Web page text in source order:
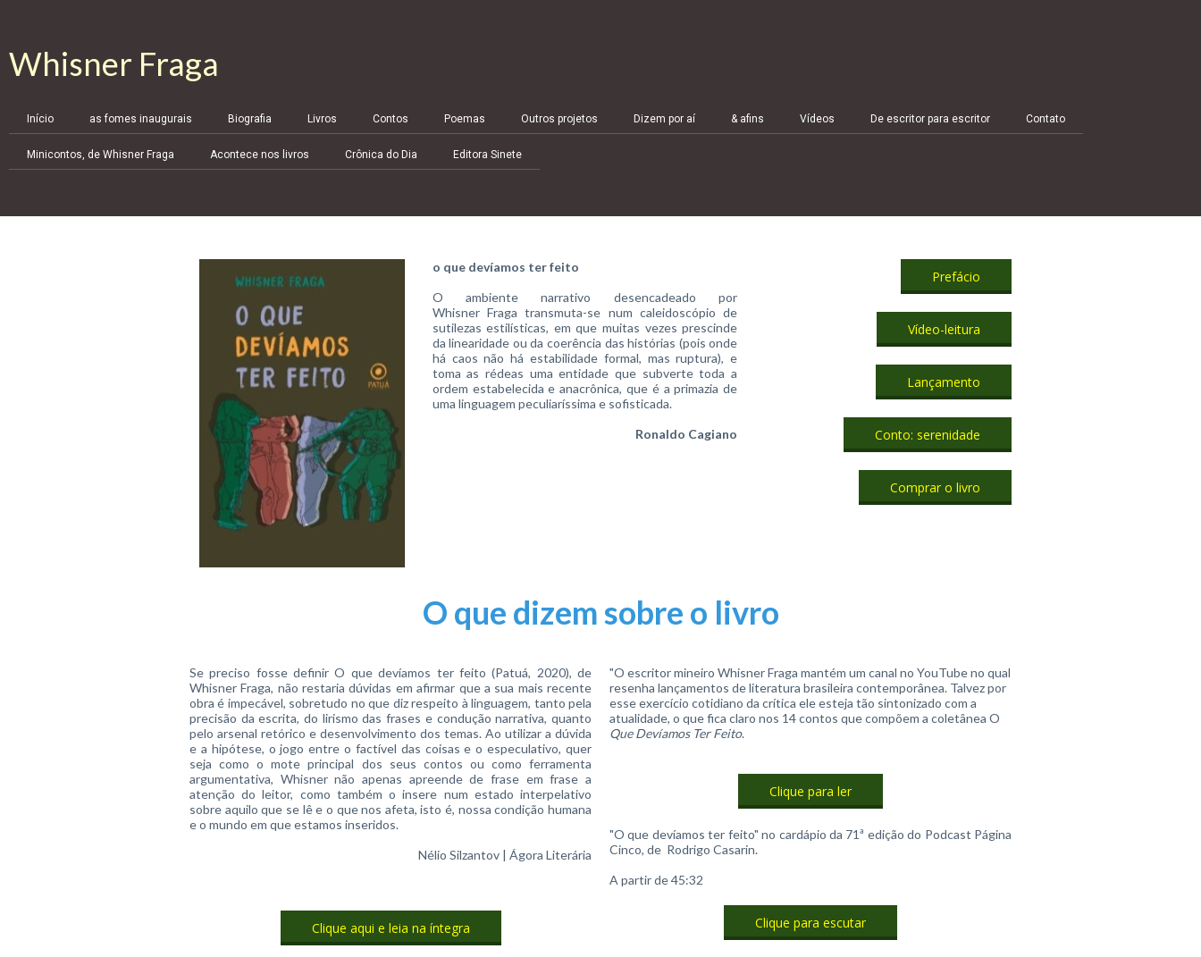
Whisner Fraga
Início as fomes inaugurais Biografia Livros Contos Poemas Outros projetos Dizem por aí & afins Vídeos De escritor para escritor Contato
Minicontos, de Whisner Fraga Acontece nos livros Crônica do Dia Editora Sinete
o que devíamos ter feito
O ambiente narrativo desencadeado por
Whisner Fraga transmuta-se num caleidoscópio de
sutilezas estilísticas, em que muitas vezes prescinde
da linearidade ou da coerência das histórias (pois onde
há caos não há estabilidade formal, mas ruptura), e
toma as rédeas uma entidade que subverte toda a
ordem estabelecida e anacrônica, que é a primazia de
uma linguagem peculiaríssima e sofisticada.
Ronaldo Cagiano
Prefácio
Vídeo-leitura
Lançamento
Conto: serenidade
Comprar o livro
O que dizem sobre o livro
Se preciso fosse definir O que devíamos ter feito (Patuá, 2020), de
Whisner Fraga, não restaria dúvidas em afirmar que a sua mais recente
obra é impecável, sobretudo no que diz respeito à linguagem, tanto pela
precisão da escrita, do lirismo das frases e condução narrativa, quanto
pelo arsenal retórico e desenvolvimento dos temas. Ao utilizar a dúvida
e a hipótese, o jogo entre o factível das coisas e o especulativo, quer
seja como o mote principal dos seus contos ou como ferramenta
argumentativa, Whisner não apenas apreende de frase em frase a
atenção do leitor, como também o insere num estado interpelativo
sobre aquilo que se lê e o que nos afeta, isto é, nossa condição humana
e o mundo em que estamos inseridos.
Nélio Silzantov | Ágora Literária
Clique aqui e leia na íntegra
"O escritor mineiro Whisner Fraga mantém um canal no YouTube no qual
resenha lançamentos de literatura brasileira contemporânea. Talvez por
esse exercício cotidiano da crítica ele esteja tão sintonizado com a
atualidade, o que fica claro nos 14 contos que compõem a coletânea O
Que Devíamos Ter Feito.
Clique para ler
"O que devíamos ter feito" no cardápio da 71ª edição do Podcast Página
Cinco, de Rodrigo Casarin.
A partir de 45:32
Clique para escutar